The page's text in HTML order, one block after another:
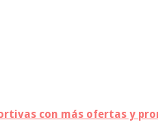
con más ofertas y